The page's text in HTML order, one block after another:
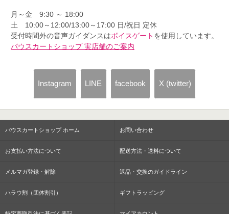
月～金 9:30 ～ 18:00
土 10:00～12:00/13:00～17:00 日/祝日 定休
受付時間外の音声ガイダンスはボイスゲート を使用しています。
パウスカートショップ 実店舗のご案内
Instagram LINE facebook X (twitter)
パウスカートショップ ホーム お問い合わせ
お支払い方法について 配送方法・送料について
メルマガ登録・解除 返品・交換のガイドライン
ハラウ割（団体割引） ギフトラッピング